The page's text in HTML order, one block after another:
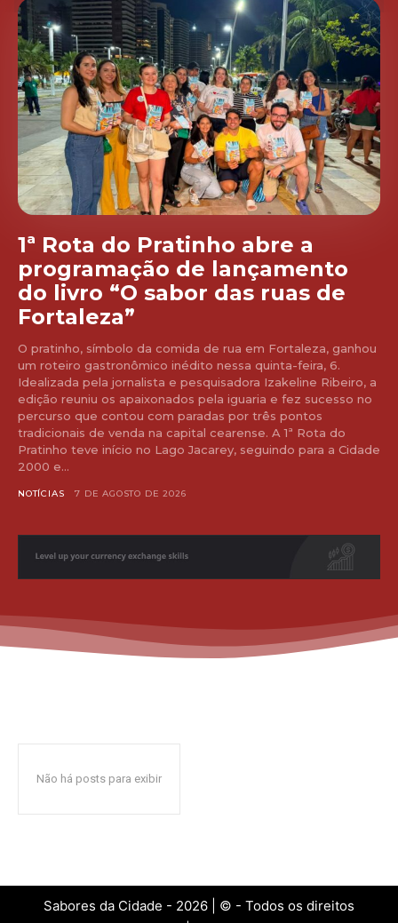
1ª Rota do Pratinho abre a
programação de lançamento
do livro “O sabor das ruas de
Fortaleza”
O pratinho, símbolo da comida de rua em Fortaleza, ganhou
um roteiro gastronômico inédito nessa quinta-feira, 6.
Idealizada pela jornalista e pesquisadora Izakeline Ribeiro, a
edição reuniu os apaixonados pela iguaria e fez sucesso no
percurso que contou com paradas por três pontos
tradicionais de venda na capital cearense. A 1ª Rota do
Pratinho teve início no Lago Jacarey, seguindo para a Cidade
2000 e...
NOTÍCIAS 7 DE AGOSTO DE 2026
Não há posts para exibir
Sabores da Cidade - 2026 | © - Todos os direitos